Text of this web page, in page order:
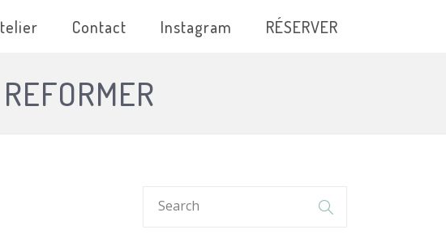
Contact Instagram RÉSERVER